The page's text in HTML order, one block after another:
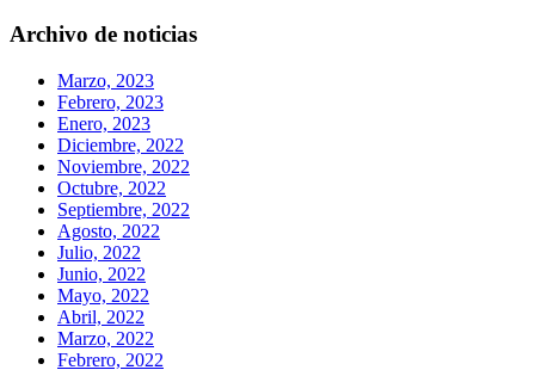
Archivo de noticias
Marzo, 2023
Febrero, 2023
Enero, 2023
Diciembre, 2022
Noviembre, 2022
Octubre, 2022
Septiembre, 2022
Agosto, 2022
Julio, 2022
Junio, 2022
Mayo, 2022
Abril, 2022
Marzo, 2022
Febrero, 2022